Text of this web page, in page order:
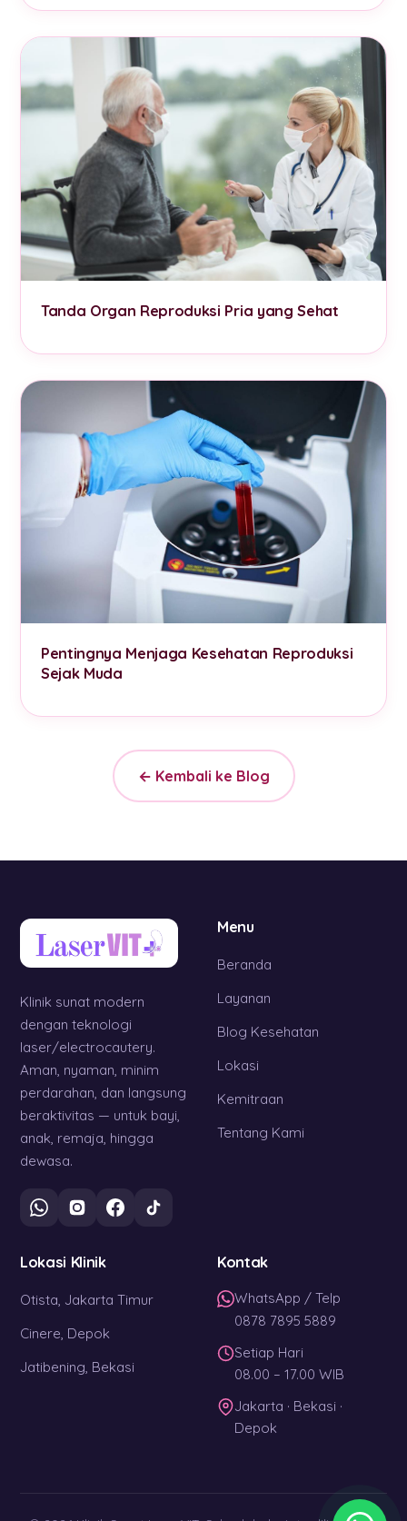
Tanda Organ Reproduksi Pria yang Sehat
Pentingnya Menjaga Kesehatan Reproduksi
Sejak Muda
← Kembali ke Blog
Klinik sunat modern
dengan teknologi
laser/electrocautery.
Aman, nyaman, minim
perdarahan, dan langsung
beraktivitas — untuk bayi,
anak, remaja, hingga
dewasa.
Menu
Beranda
Layanan
Blog Kesehatan
Lokasi
Kemitraan
Tentang Kami
Lokasi Klinik
Otista, Jakarta Timur
Cinere, Depok
Jatibening, Bekasi
Kontak
WhatsApp / Telp
0878 7895 5889
Setiap Hari
08.00 – 17.00 WIB
Jakarta · Bekasi ·
Depok